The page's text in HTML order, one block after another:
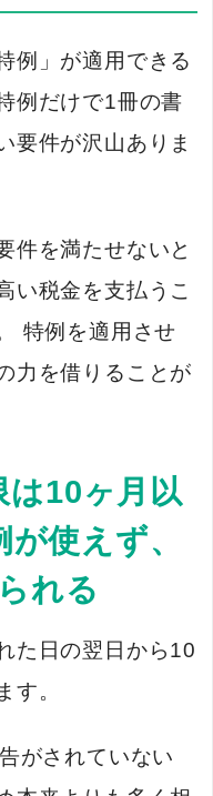
例」が適用できる
例だけで1冊の書
要件が沢山ありま
件を満たせないと
い税金を支払うこ
特例を適用させ
力を借りることが
は10ヶ月以
使えず、
れる
た日の翌日から10
す。
がされていない